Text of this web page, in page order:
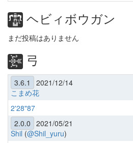
ヘビィボウガン
まだ投稿はありません
弓
3.6.1
2021/12/14
こまめ花
2'28"87
2.0.0 2021/05/21
Shil (@Shil_yuru)